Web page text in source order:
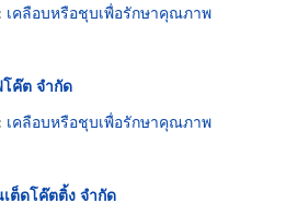
เคลือบหรือชุบเพื่อรักษาคุณภาพ
ค๊ต จำกัด
เคลือบหรือชุบเพื่อรักษาคุณภาพ
ต็ดโค๊ตติ้ง จำกัด